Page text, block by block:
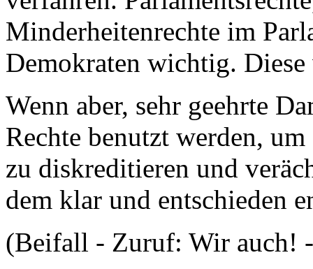
Minderheitenrechte im
Demokraten wichtig.
Wenn aber, sehr geehrte
Rechte benutzt werden,
zu diskreditieren und
dem klar und entschieden
(Beifall - Zuruf: Wir auch!